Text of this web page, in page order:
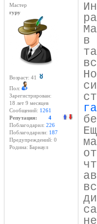
Мастер
гуру
Возраст: 41
Пол:
Зарегистрирован:
18 лет 9 месяцев
Сообщений: 1261
Репутация: 4
Поблагодарил: 226
Поблагодарили: 187
Предупреждений: 0
Родина: Барнаул
в